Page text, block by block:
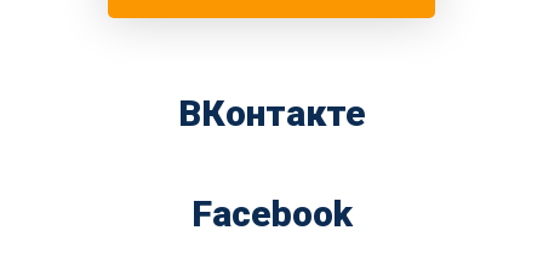
ВКонтакте
Facebook